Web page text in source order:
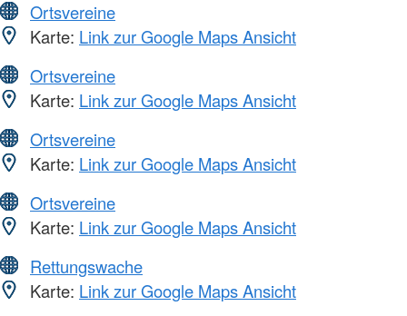
Ortsvereine
Karte: Link zur Google Maps Ansicht
Ortsvereine
Karte: Link zur Google Maps Ansicht
Ortsvereine
Karte: Link zur Google Maps Ansicht
Ortsvereine
Karte: Link zur Google Maps Ansicht
Rettungswache
Karte: Link zur Google Maps Ansicht